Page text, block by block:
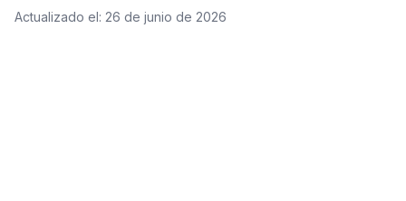
Actualizado el: 26 de junio de 2026